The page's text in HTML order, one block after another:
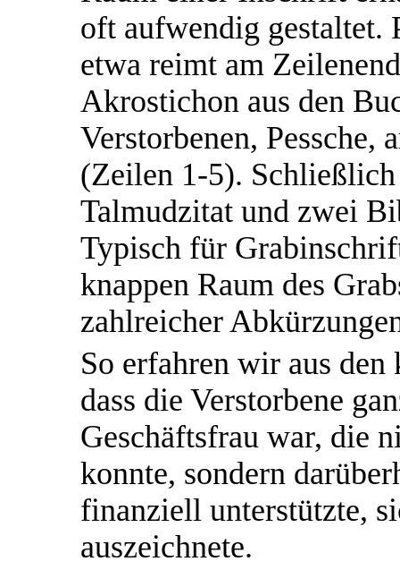
oft aufwendig gestaltet.
etwa reimt am
Akrostichon aus den
Verstorbenen, Pessche,
(Zeilen 1-5).
Talmudzitat und zwei
Typisch für
knappen Raum des
zahlreicher
So erfahren wir aus
dass die Verstorbene
Geschäftsfrau war, die
konnte, sondern
finanziell unterstützte,
auszeichnete.